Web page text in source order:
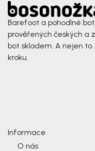
Barefoot a pohodlné
prověřených českých a
bot skladem. A nejen to
kroku.
Informace
O nás